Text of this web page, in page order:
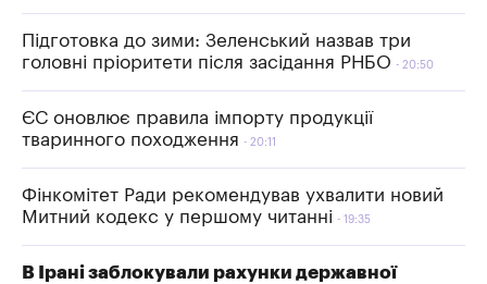
Підготовка до зими: Зеленський назвав три
головні пріоритети після засідання РНБО
20:50
ЄС оновлює правила імпорту продукції
тваринного походження
20:11
Фінкомітет Ради рекомендував ухвалити новий
Митний кодекс у першому читанні
19:35
В Ірані заблокували рахунки державної